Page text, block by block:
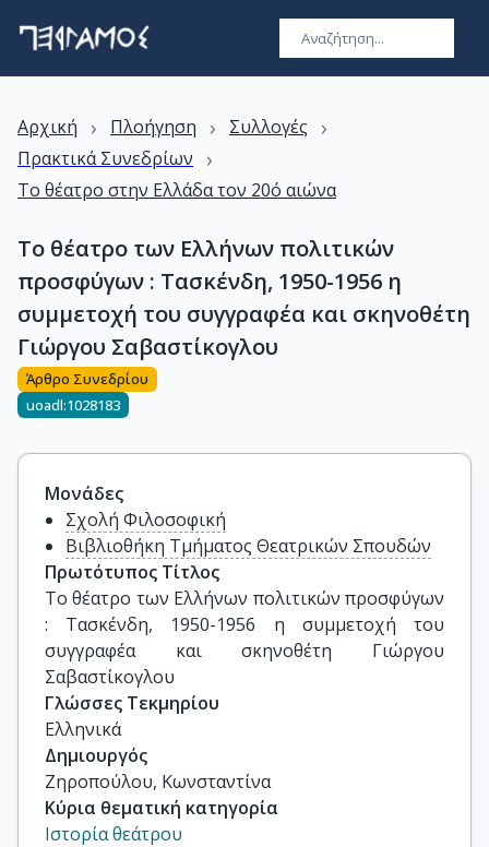
Αρχική › Πλοήγηση › Συλλογές ›
Πρακτικά Συνεδρίων ›
Το θέατρο στην Ελλάδα τον 20ό αιώνα
Το θέατρο των Ελλήνων πολιτικών
προσφύγων : Τασκένδη, 1950-1956 η
συμμετοχή του συγγραφέα και σκηνοθέτη
Γιώργου Σαβαστίκογλου
Άρθρο Συνεδρίου
uoadl:1028183
Μονάδες
Σχολή Φιλοσοφική
Βιβλιοθήκη Τμήματος Θεατρικών Σπουδών
Πρωτότυπος Τίτλος
Το θέατρο των Ελλήνων πολιτικών προσφύγων
: Τασκένδη, 1950-1956 η συμμετοχή του
συγγραφέα και σκηνοθέτη Γιώργου
Σαβαστίκογλου
Γλώσσες Τεκμηρίου
Ελληνικά
Δημιουργός
Ζηροπούλου, Κωνσταντίνα
Κύρια θεματική κατηγορία
Ιστορία θεάτρου